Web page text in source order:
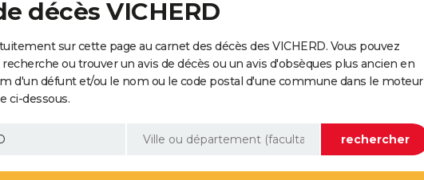
décès VICHERD
sur cette page au carnet des décès des VICHERD. Vous pouvez
ou trouver un avis de décès ou un avis d'obsèques plus ancien en
d'un défunt et/ou le nom ou le code postal d'une commune dans le moteur
ci-dessous.